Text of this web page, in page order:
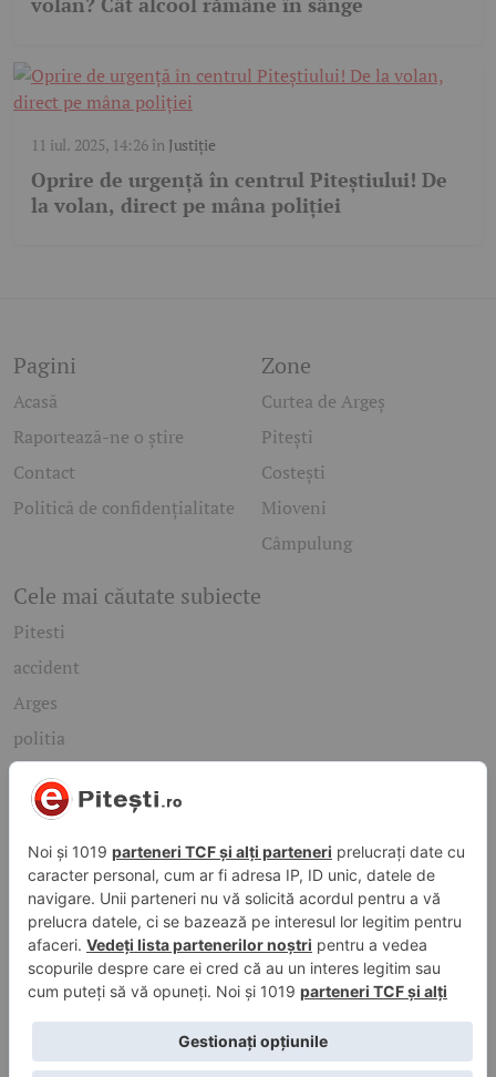
11 iul. 2025, 14:26în Justiție
Oprire de urgență în centrul Piteștiului! De
la volan, direct pe mâna poliției
Pagini
Acasă
Raportează-ne o știre
Contact
Politică de confidențialitate
Zone
Curtea de Argeș
Pitești
Costești
Mioveni
Câmpulung
Cele mai căutate subiecte
Pitesti
accident
Arges
politia
mioveni
Caută rapid știrile care te interesează
Găsește cele mai recente știri, evenimente și subiecte de
interes din orașul tău. Introdu un cuvânt-cheie și descoperă
informațiile de care ai nevoie!
Caută